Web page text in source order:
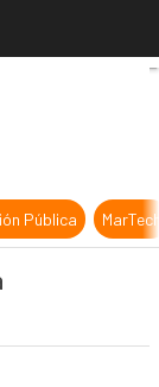
para lograr
Pública